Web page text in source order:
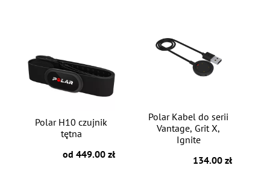
Polar H10 czujnik
tętna
od 449.00 zł
Polar Kabel do serii
Vantage, Grit X,
Ignite
134.00 zł